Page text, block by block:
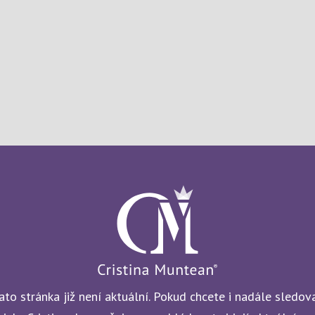
stránka již není aktuální. Pokud chcete i nadále